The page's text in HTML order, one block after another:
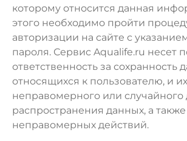
которому относится данная
этого необходимо пройти
авторизации на сайте с
пароля. Сервис Aqualife.ru несет
ответственность за сохранность
относящихся к пользователю, и
неправомерного или случайного
распространения данных, а
неправомерных действий.